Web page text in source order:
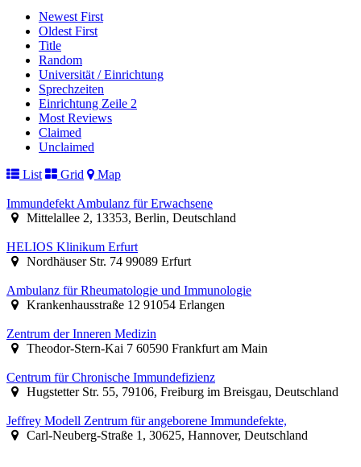
Newest First
Oldest First
Title
Random
Universität / Einrichtung
Sprechzeiten
Einrichtung Zeile 2
Most Reviews
Claimed
Unclaimed
List
Grid Map
Immundefekt Ambulanz für Erwachsene
Mittelallee 2, 13353, Berlin, Deutschland
HELIOS Klinikum Erfurt
Nordhäuser Str. 74 99089 Erfurt
Ambulanz für Rheumatologie und Immunologie
Krankenhausstraße 12 91054 Erlangen
Zentrum der Inneren Medizin
Theodor-Stern-Kai 7 60590 Frankfurt am Main
Centrum für Chronische Immundefizienz
Hugstetter Str. 55, 79106, Freiburg im Breisgau, Deutschland
Jeffrey Modell Zentrum für angeborene Immundefekte,
Carl-Neuberg-Straße 1, 30625, Hannover, Deutschland